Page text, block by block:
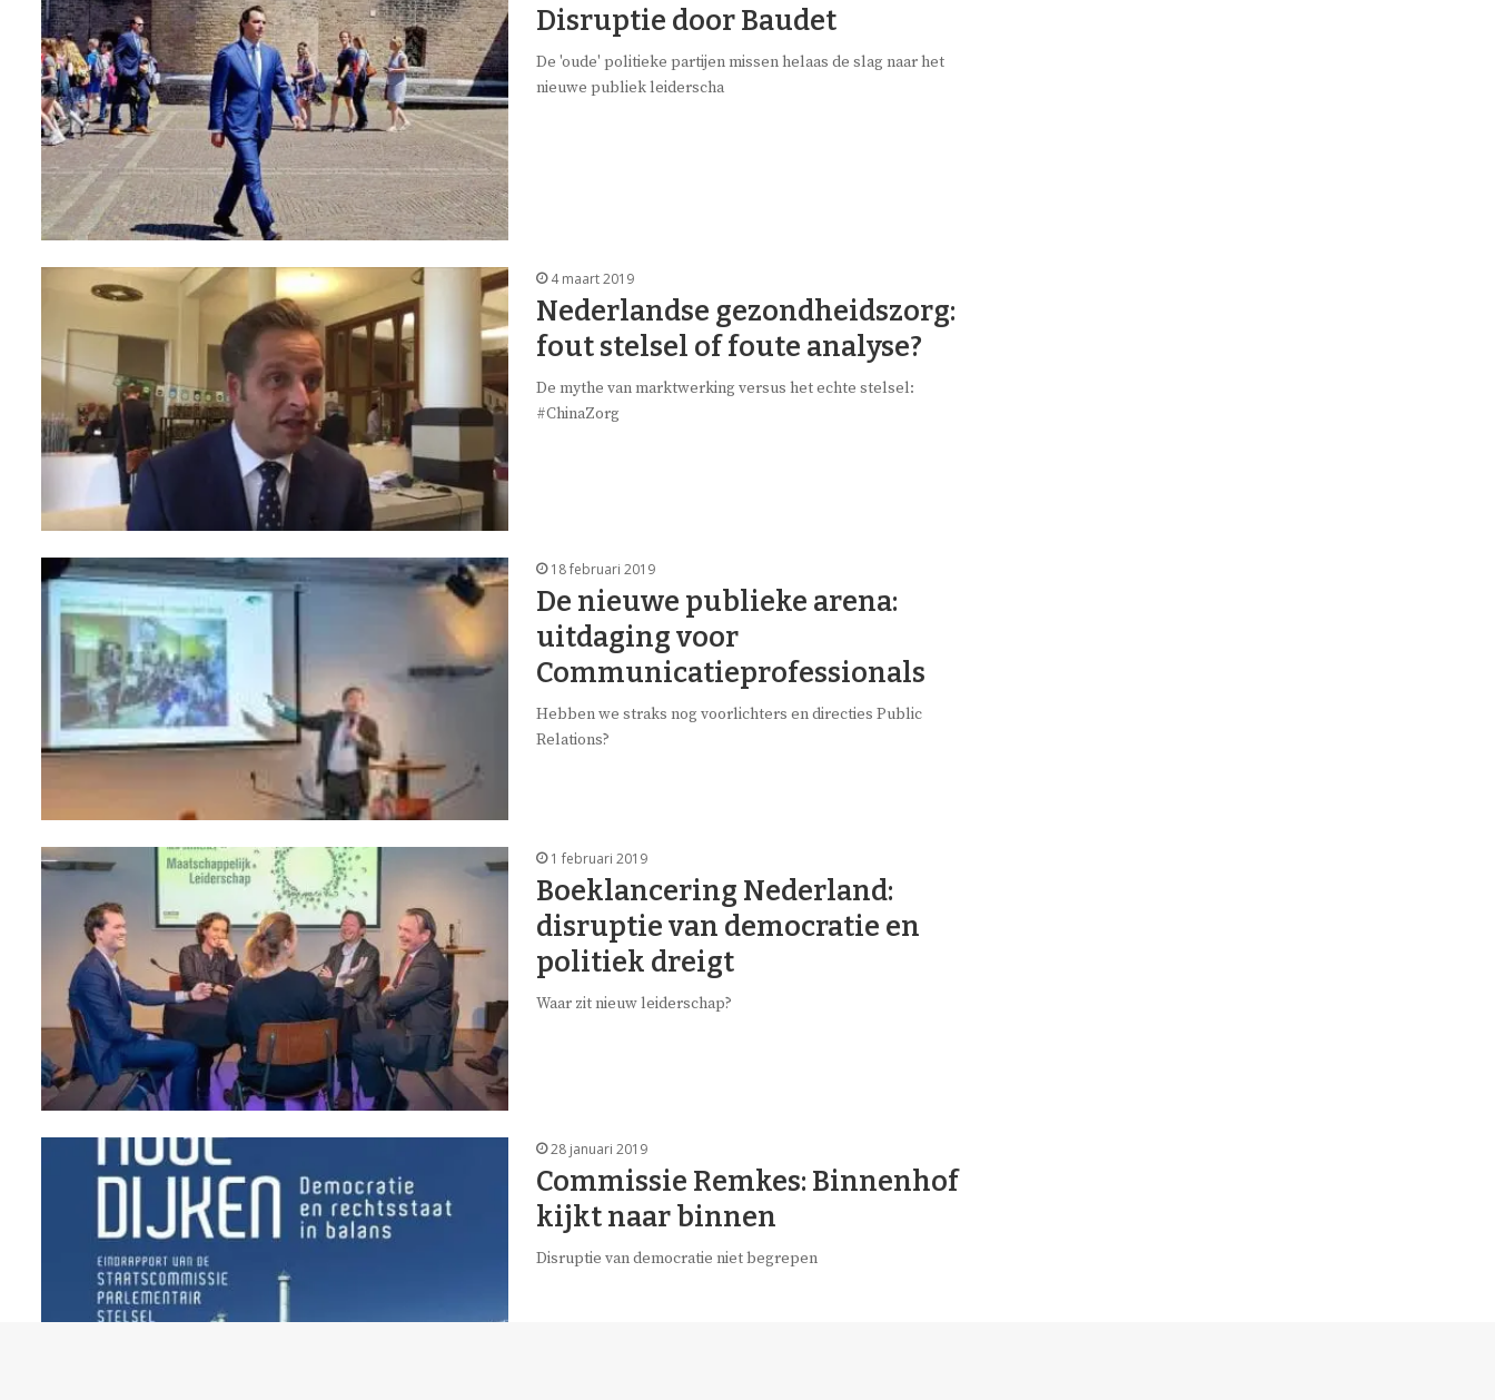
Disruptie door Baudet
De 'oude' politieke partijen missen helaas de slag naar het
nieuwe publiek leiderscha
4 maart 2019
Nederlandse gezondheidszorg:
fout stelsel of foute analyse?
De mythe van marktwerking versus het echte stelsel:
#ChinaZorg
18 februari 2019
De nieuwe publieke arena:
uitdaging voor
Communicatieprofessionals
Hebben we straks nog voorlichters en directies Public
Relations?
1 februari 2019
Boeklancering Nederland:
disruptie van democratie en
politiek dreigt
Waar zit nieuw leiderschap?
28 januari 2019
Commissie Remkes: Binnenhof
kijkt naar binnen
Disruptie van democratie niet begrepen